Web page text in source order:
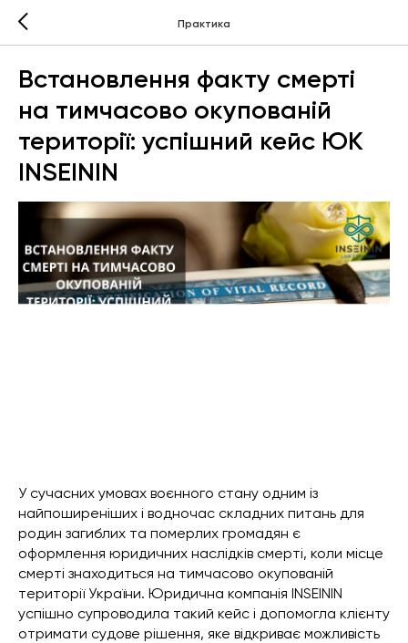
Практика
Встановлення факту смерті
на тимчасово окупованій
території: успішний кейс ЮК
INSEININ
У сучасних умовах воєнного стану одним із
найпоширеніших і водночас складних питань для
родин загиблих та померлих громадян є
оформлення юридичних наслідків смерті, коли місце
смерті знаходиться на тимчасово окупованій
території України. Юридична компанія INSEININ
успішно супроводила такий кейс і допомогла клієнту
отримати судове рішення, яке відкриває можливість